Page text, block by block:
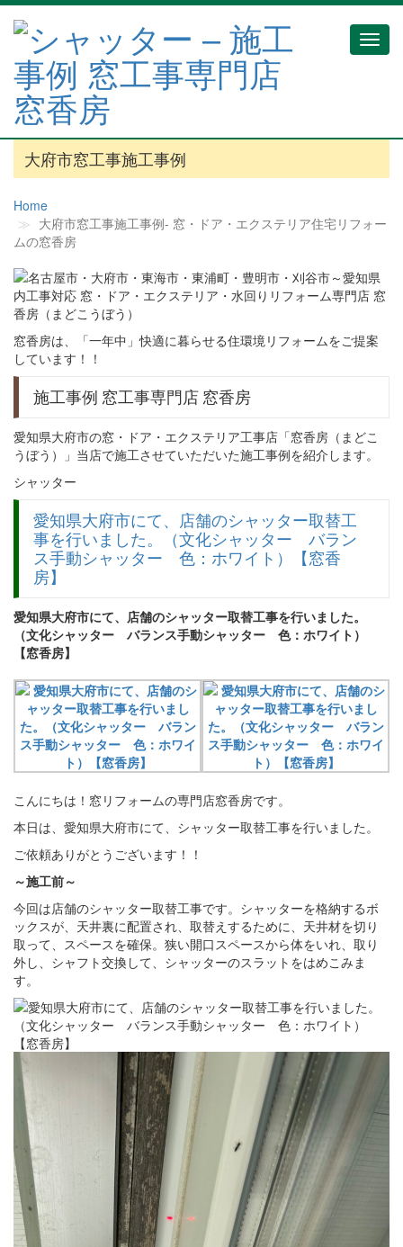
大府市窓工事施工事例
Home
大府市窓工事施工事例‐ 窓・ドア・エクステリア住宅リフォー
ムの窓香房
窓香房は、「一年中」快適に暮らせる住環境リフォームをご提案
しています！！
施工事例 窓工事専門店 窓香房
愛知県大府市の窓・ドア・エクステリア工事店「窓香房（まどこ
うぼう）」当店で施工させていただいた施工事例を紹介します。
シャッター
愛知県大府市にて、店舗のシャッター取替工
事を行いました。（文化シャッター バラン
ス手動シャッター 色：ホワイト）【窓香
房】
愛知県大府市にて、店舗のシャッター取替工事を行いました。
（文化シャッター バランス手動シャッター 色：ホワイト）
【窓香房】
こんにちは！窓リフォームの専門店窓香房です。
本日は、愛知県大府市にて、シャッター取替工事を行いました。
ご依頼ありがとうございます！！
～施工前～
今回は店舗のシャッター取替工事です。シャッターを格納するボ
ックスが、天井裏に配置され、取替えするために、天井材を切り
取って、スペースを確保。狭い開口スペースから体をいれ、取り
外し、シャフト交換して、シャッターのスラットをはめこみま
す。